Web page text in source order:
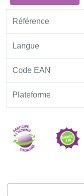
Référence
Langue
Code EAN
Plateforme